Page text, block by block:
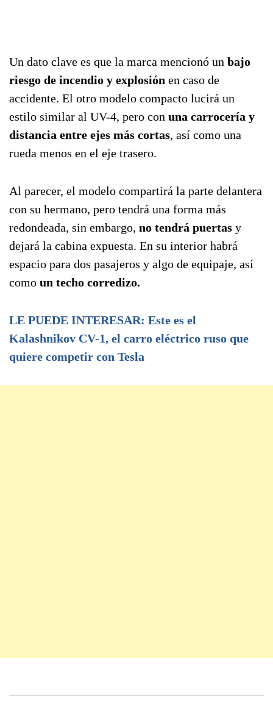
Un dato clave es que la marca mencionó un bajo
riesgo de incendio y explosión en caso de
accidente. El otro modelo compacto lucirá un
estilo similar al UV-4, pero con una carrocería y
distancia entre ejes más cortas, así como una
rueda menos en el eje trasero.
Al parecer, el modelo compartirá la parte delantera
con su hermano, pero tendrá una forma más
redondeada, sin embargo, no tendrá puertas y
dejará la cabina expuesta. En su interior habrá
espacio para dos pasajeros y algo de equipaje, así
como un techo corredizo.
LE PUEDE INTERESAR: Este es el
Kalashnikov CV-1, el carro eléctrico ruso que
quiere competir con Tesla